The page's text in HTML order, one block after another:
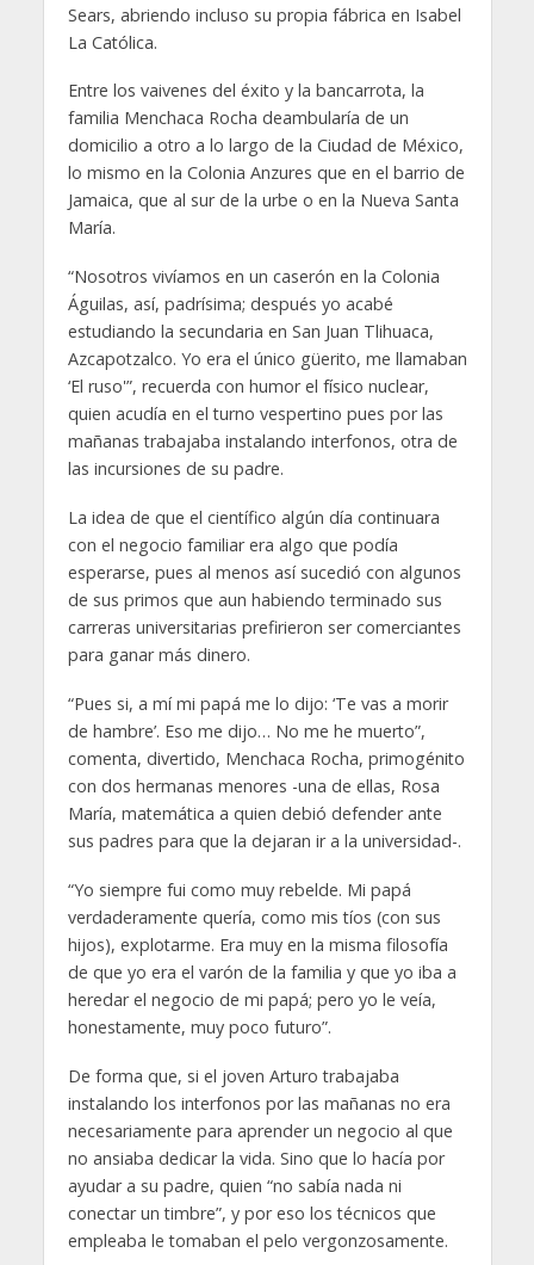
Sears, abriendo incluso su propia fábrica en Isabel
La Católica.
Entre los vaivenes del éxito y la bancarrota, la
familia Menchaca Rocha deambularía de un
domicilio a otro a lo largo de la Ciudad de México,
lo mismo en la Colonia Anzures que en el barrio de
Jamaica, que al sur de la urbe o en la Nueva Santa
María.
“Nosotros vivíamos en un caserón en la Colonia
Águilas, así, padrísima; después yo acabé
estudiando la secundaria en San Juan Tlihuaca,
Azcapotzalco. Yo era el único güerito, me llamaban
‘El ruso'”, recuerda con humor el físico nuclear,
quien acudía en el turno vespertino pues por las
mañanas trabajaba instalando interfonos, otra de
las incursiones de su padre.
La idea de que el científico algún día continuara
con el negocio familiar era algo que podía
esperarse, pues al menos así sucedió con algunos
de sus primos que aun habiendo terminado sus
carreras universitarias prefirieron ser comerciantes
para ganar más dinero.
“Pues si, a mí mi papá me lo dijo: ‘Te vas a morir
de hambre’. Eso me dijo… No me he muerto”,
comenta, divertido, Menchaca Rocha, primogénito
con dos hermanas menores -una de ellas, Rosa
María, matemática a quien debió defender ante
sus padres para que la dejaran ir a la universidad-.
“Yo siempre fui como muy rebelde. Mi papá
verdaderamente quería, como mis tíos (con sus
hijos), explotarme. Era muy en la misma filosofía
de que yo era el varón de la familia y que yo iba a
heredar el negocio de mi papá; pero yo le veía,
honestamente, muy poco futuro”.
De forma que, si el joven Arturo trabajaba
instalando los interfonos por las mañanas no era
necesariamente para aprender un negocio al que
no ansiaba dedicar la vida. Sino que lo hacía por
ayudar a su padre, quien “no sabía nada ni
conectar un timbre”, y por eso los técnicos que
empleaba le tomaban el pelo vergonzosamente.